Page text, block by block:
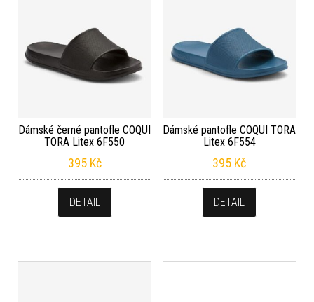
Dámské černé pantofle COQUI
TORA Litex 6F550
395 Kč
DETAIL
Dámské pantofle COQUI TORA
Litex 6F554
395 Kč
DETAIL